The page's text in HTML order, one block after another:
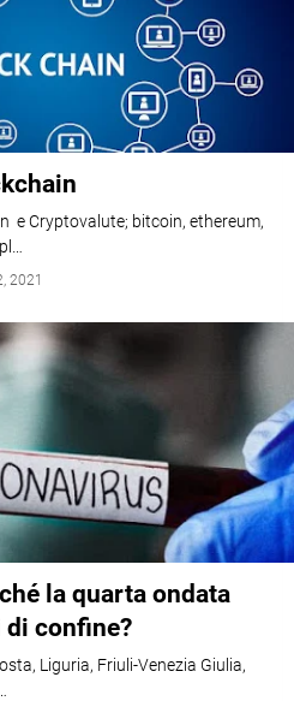
e Cryptovalute; bitcoin, ethereum,
2021
la quarta ondata
confine?
Liguria, Friuli-Venezia Giulia,